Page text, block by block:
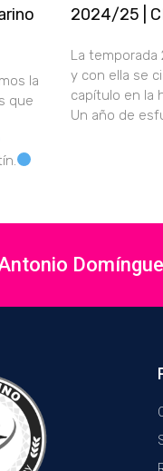
la
que
2024/25 |
La temporada
y con ella se
capítulo en la
Un año de